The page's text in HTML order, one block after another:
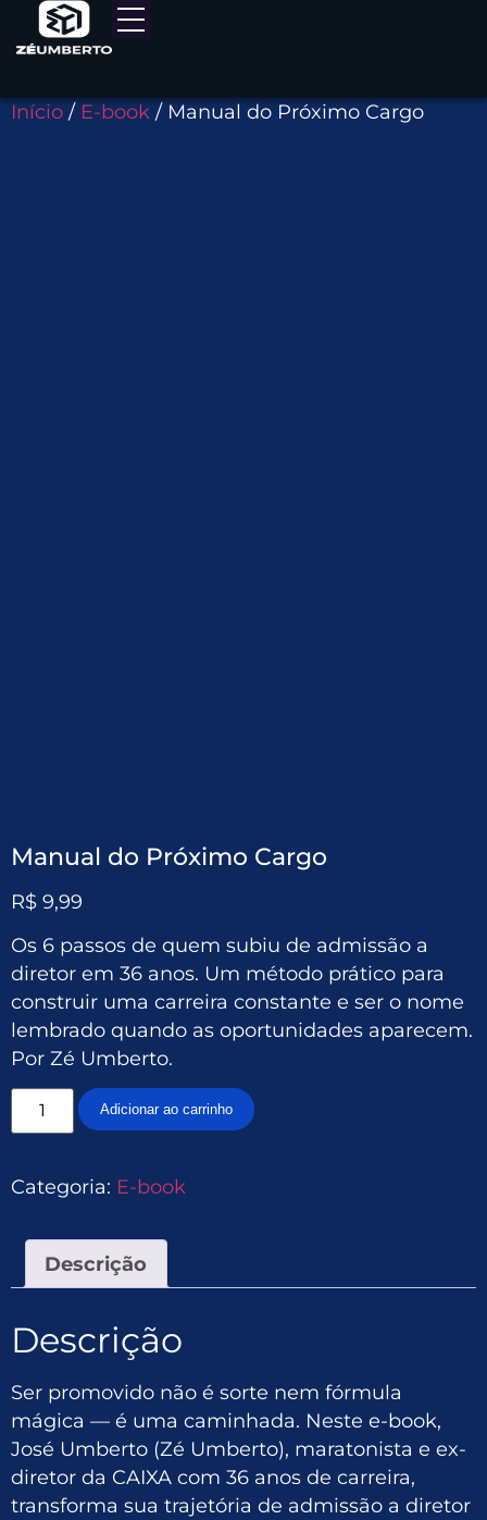
Início / E-book / Manual do Próximo Cargo
Manual do Próximo Cargo
R$ 9,99
Os 6 passos de quem subiu de admissão a
diretor em 36 anos. Um método prático para
construir uma carreira constante e ser o nome
lembrado quando as oportunidades aparecem.
Por Zé Umberto.
Adicionar ao carrinho
Categoria: E-book
Descrição
Descrição
Ser promovido não é sorte nem fórmula
mágica — é uma caminhada. Neste e-book,
José Umberto (Zé Umberto), maratonista e ex-
diretor da CAIXA com 36 anos de carreira,
transforma sua trajetória de admissão a diretor